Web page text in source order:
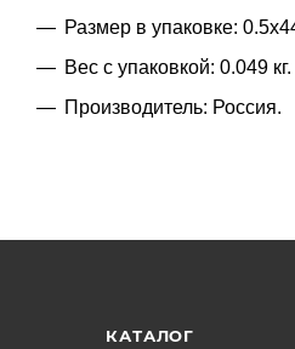
Размер в упаковке:
Вес с упаковкой: 0.049 кг.
Производитель: Россия.
КАТАЛОГ